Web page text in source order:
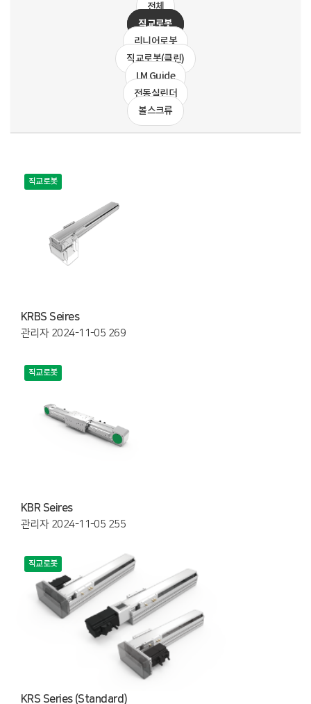
전체
직교로봇
리니어로봇
직교로봇(클린)
LM Guide
전동실린더
볼스크류
직교로봇
KRBS Seires
관리자 2024-11-05 269
직교로봇
KBR Seires
관리자 2024-11-05 255
직교로봇
KRS Series (Standard)